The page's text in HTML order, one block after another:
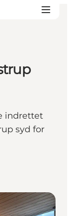
indrettet
syd for